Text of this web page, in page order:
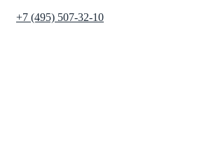
+7 (495) 507-32-10